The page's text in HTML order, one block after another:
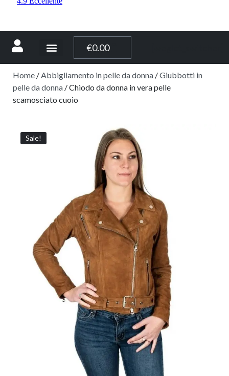
€0.00
Home /Abbigliamento in pelle da donna /Giubbotti in
pelle da donna / Chiodo da donna in vera pelle
scamosciato cuoio
Sale!